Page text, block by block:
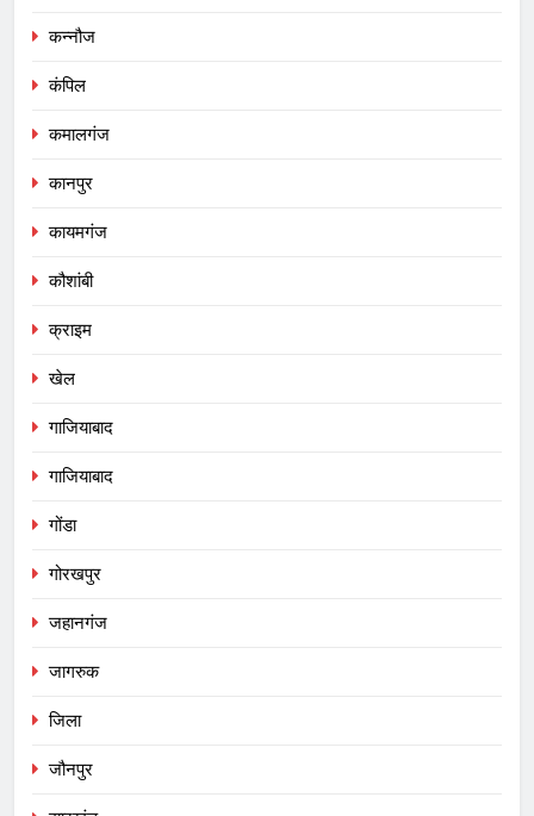
कन्नौज
कंपिल
कमालगंज
कानपुर
कायमगंज
कौशांबी
क्राइम
खेल
गाजियाबाद
गाजियाबाद
गोंडा
गोरखपुर
जहानगंज
जागरुक
जिला
जौनपुर